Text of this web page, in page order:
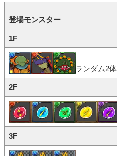
登場モンスター
1F
ランダム2体
2F
3F